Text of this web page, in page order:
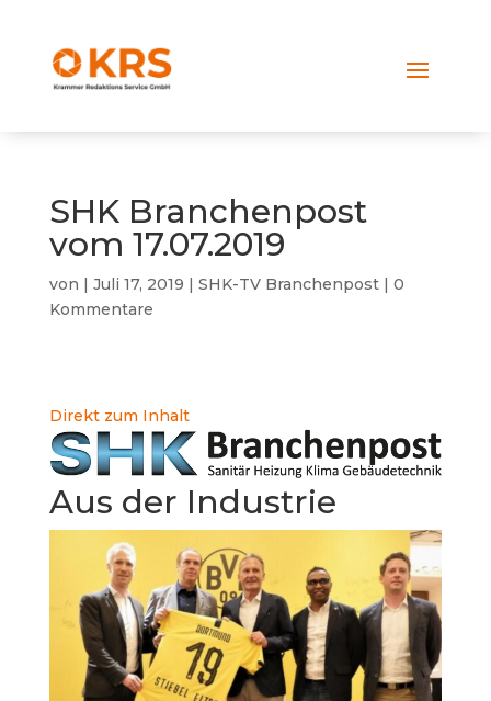
SHK Branchenpost
vom 17.07.2019
von | Juli 17, 2019 | SHK-TV Branchenpost| 0
Kommentare
Direkt zum Inhalt
Aus der Industrie